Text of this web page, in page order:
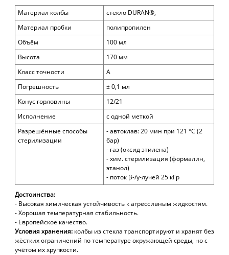
Материал колбы
стекло DURAN®,
Материал пробки
полипропилен
Объём
100 мл
Высота
170 мм
Класс точности
А
Погрешность
± 0,1 мл
Конус горловины
12/21
Исполнение
с одной меткой
Разрешённые способы
стерилизации
- автоклав: 20 мин при 121 °С (2
бар)
- газ (оксид этилена)
- хим. стерилизация (формалин,
этанол)
- поток β-/γ-лучей 25 кГр
Достоинства:
- Высокая химическая устойчивость к агрессивным жидкостям.
- Хорошая температурная стабильность.
- Европейское качество.
Условия хранения: колбы из стекла транспортируют и хранят без
жёстких ограничений по температуре окружающей среды, но с
учётом их хрупкости.